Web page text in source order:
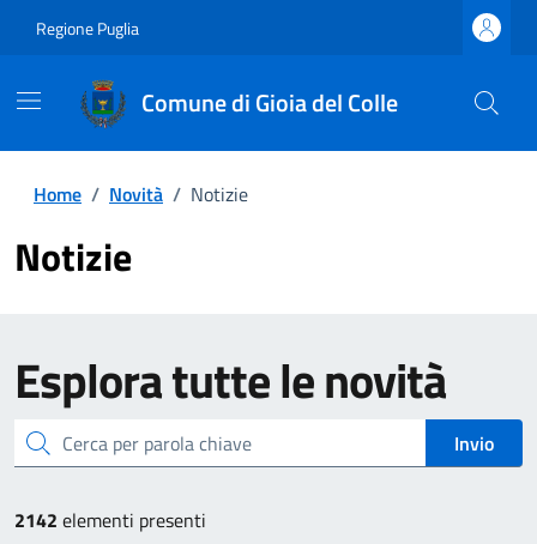
Regione Puglia
Comune di Gioia del Colle
Home / Novità / Notizie
Notizie
Esplora tutte le novità
cerca Invio
2142 elementi presenti